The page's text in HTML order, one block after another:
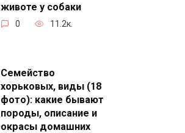
животе у собаки
0 11.2к.
Семейство
хорьковых, виды (18
фото): какие бывают
породы, описание и
окрасы домашних